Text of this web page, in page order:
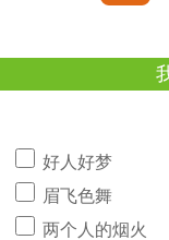
好人好梦
眉飞色舞
两个人的烟火